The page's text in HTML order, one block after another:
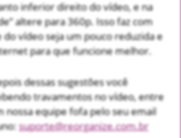
inferior direito do vídeo, e na
altere para 360p. Isso faz com
do vídeo seja um pouco reduzida e
para que funcione melhor.
dessas sugestões você
travamentos no vídeo, entre
nossa equipe fofa pelo seu email
suporte@reorganize.com.br